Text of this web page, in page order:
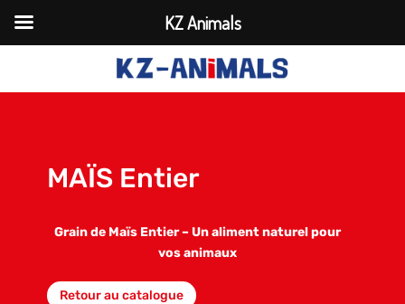
MAÏS Entier
Grain de Maïs Entier – Un aliment naturel pour
vos animaux
Retour au catalogue
KZ Animals